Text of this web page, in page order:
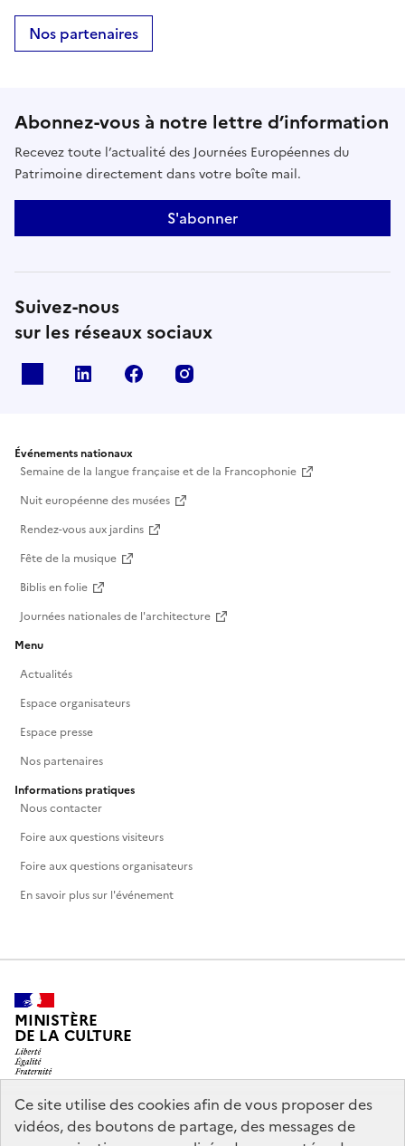
Ce site utilise des cookies afin de vous proposer des
vidéos, des boutons de partage, des messages de
Nos partenaires
Abonnez-vous à notre lettre d’information
Recevez toute l’actualité des Journées Européennes du
Patrimoine directement dans votre boîte mail.
S'abonner
Suivez-nous
sur les réseaux sociaux
Linkedin Facebook
Événements nationaux
Semaine de la langue française et de la Francophonie
Nuit européenne des musées
Rendez-vous aux jardins
Fête de la musique
Biblis en folie
Journées nationales de l'architecture
Menu
Actualités
Espace organisateurs
Espace presse
Nos partenaires
Informations pratiques
Nous contacter
Foire aux questions visiteurs
Foire aux questions organisateurs
En savoir plus sur l'événement
MINISTÈRE
DE LA CULTURE
legifrance.gouv.fr info.gouv.fr